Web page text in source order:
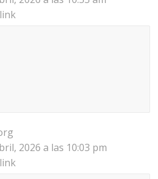
2026 a las 10:03 pm